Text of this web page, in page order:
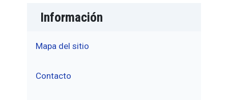
Información
Mapa del sitio
Contacto